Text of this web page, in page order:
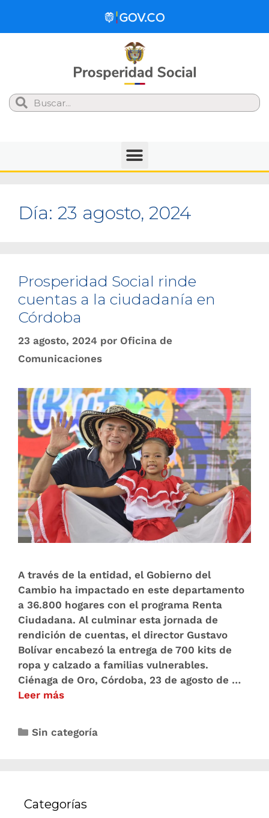
Search
Día: 23 agosto, 2024
Prosperidad Social rinde
cuentas a la ciudadanía en
Córdoba
23 agosto, 2024 por Oficina de
Comunicaciones
A través de la entidad, el Gobierno del
Cambio ha impactado en este departamento
a 36.800 hogares con el programa Renta
Ciudadana. Al culminar esta jornada de
rendición de cuentas, el director Gustavo
Bolívar encabezó la entrega de 700 kits de
ropa y calzado a familias vulnerables.
Ciénaga de Oro, Córdoba, 23 de agosto de …
Leer más
Sin categoría
Categorías